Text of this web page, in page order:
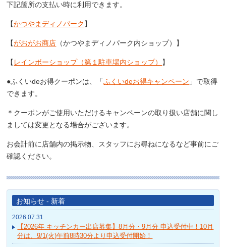
下記箇所の支払い時に利用できます。
【かつやまディノパーク 】
【がおがお商店 （かつやまディノパーク内ショップ）】
【 レインボーショップ（第１駐車場内ショップ） 】
●ふくいdeお得クーポンは、「ふくいdeお得キャンペーン 」で取得
できます。
＊クーポンがご使用いただけるキャンペーンの取り扱い店舗に関し
ましては変更となる場合がございます。
お会計前に店舗内の掲示物、スタッフにお尋ねになるなど事前にご
確認ください。
お知らせ - 新着
2026.07.31
【2026年 キッチンカー出店募集】8月分・9月分 申込受付中！10月
分は、9/1(火)午前8時30分より申込受付開始！